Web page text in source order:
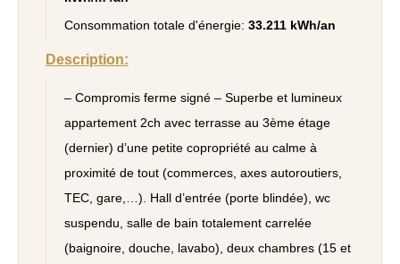
Consommation totale d'énergie: 33.211 kWh/an
Description:
– Compromis ferme signé – Superbe et lumineux
appartement 2ch avec terrasse au 3ème étage
(dernier) d’une petite copropriété au calme à
proximité de tout (commerces, axes autoroutiers,
TEC, gare,…). Hall d’entrée (porte blindée), wc
suspendu, salle de bain totalement carrelée
(baignoire, douche, lavabo), deux chambres (15 et